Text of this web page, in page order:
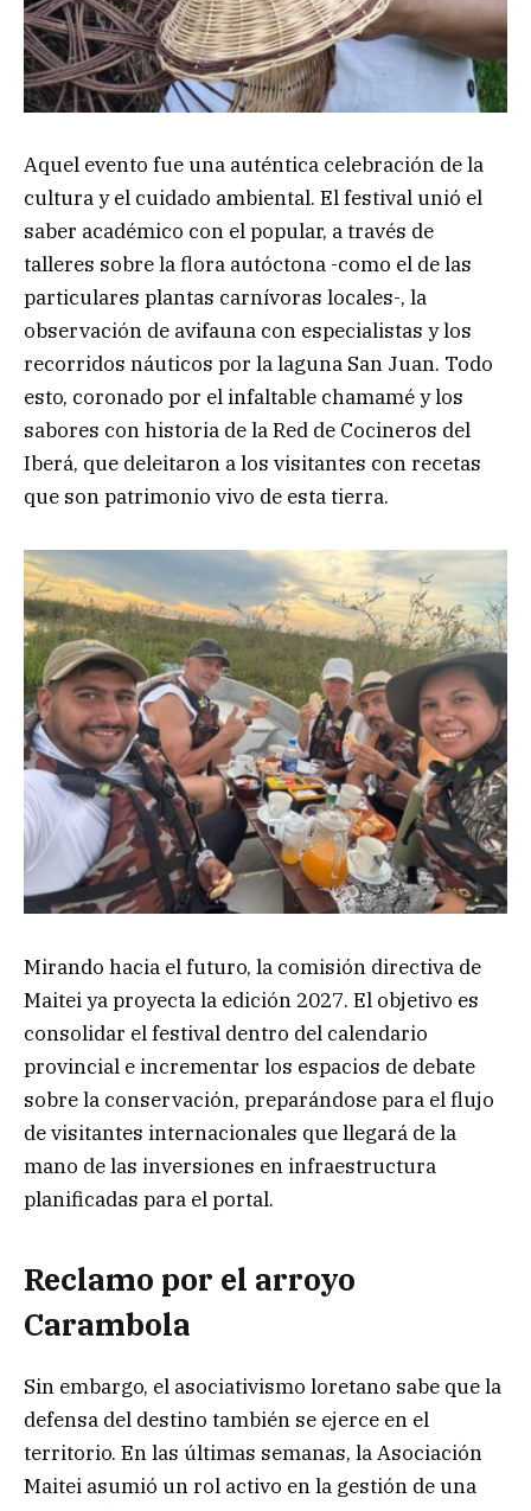
Aquel evento fue una auténtica celebración de la
cultura y el cuidado ambiental. El festival unió el
saber académico con el popular, a través de
talleres sobre la flora autóctona -como el de las
particulares plantas carnívoras locales-, la
observación de avifauna con especialistas y los
recorridos náuticos por la laguna San Juan. Todo
esto, coronado por el infaltable chamamé y los
sabores con historia de la Red de Cocineros del
Iberá, que deleitaron a los visitantes con recetas
que son patrimonio vivo de esta tierra.
Mirando hacia el futuro, la comisión directiva de
Maitei ya proyecta la edición 2027. El objetivo es
consolidar el festival dentro del calendario
provincial e incrementar los espacios de debate
sobre la conservación, preparándose para el flujo
de visitantes internacionales que llegará de la
mano de las inversiones en infraestructura
planificadas para el portal.
Reclamo por el arroyo
Carambola
Sin embargo, el asociativismo loretano sabe que la
defensa del destino también se ejerce en el
territorio. En las últimas semanas, la Asociación
Maitei asumió un rol activo en la gestión de una